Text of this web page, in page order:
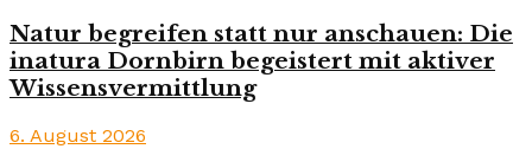
Natur begreifen statt nur anschauen: Die
inatura Dornbirn begeistert mit aktiver
Wissensvermittlung
6. August 2026